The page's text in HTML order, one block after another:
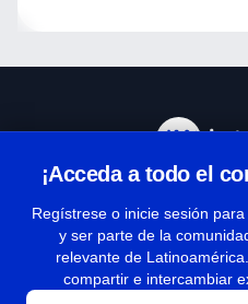
¡Acceda a todo el
Regístrese o inicie sesión
y ser parte de la
relevante de
compartir e intercambiar
Términos y
| Políticas